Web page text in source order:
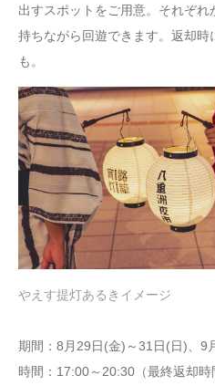
出すスポットをご用意。それぞ
持ちながら回遊できます。返却時
も。
やえす提灯あるきイメージ
期間：8月29日(金)～31日(日)、9
時間：17:00～20:30（最終返却時